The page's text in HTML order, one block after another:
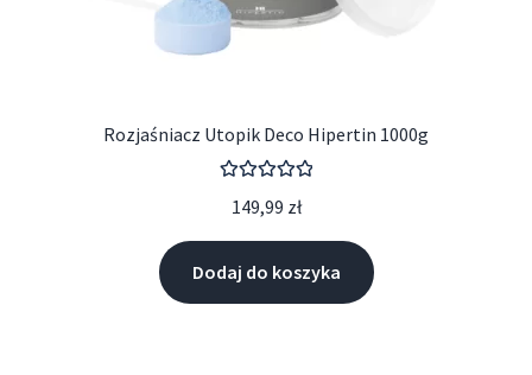
Rozjaśniacz Utopik Deco Hipertin 1000g
5.00
149,99 zł
Dodaj do koszyka